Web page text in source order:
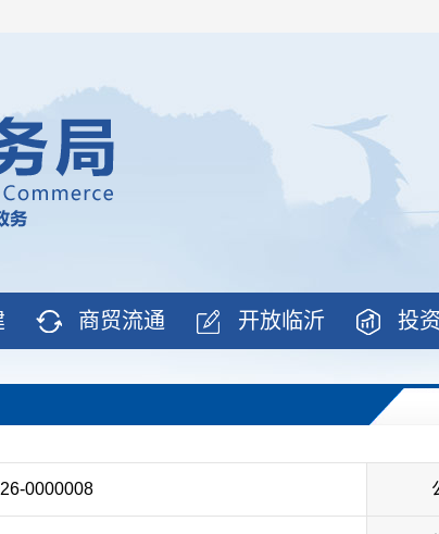
商贸流通 开放临沂 投
0000008